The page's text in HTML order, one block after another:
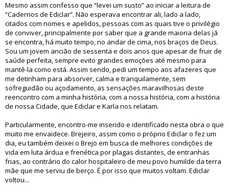
Mesmo assim confesso que “levei um susto” ao iniciar a leitura de
“Cadernos de Ediclar”. Não esperava encontrar ali, lado a lado,
citados com nomes e apelidos, pessoas com as quais tive o privilégio
de conviver, principalmente por saber que a grande maioria delas já
se encontra, há muito tempo, no andar de cima, nos braços de Deus.
Sou um jovem ancião de sessenta e dois anos que apesar de fruir de
saúde perfeita, sempre evito grandes emoções até mesmo para
mantê-la como está. Assim sendo, pedi um tempo aos afazeres que
me detinham para absorver, calma e tranquilamente, sem
sofreguidão ou açodamento, as sensações maravilhosas deste
reencontro com a minha história, com a nossa história, com a história
de nossa Cidade, que Ediclar e Karla nos relatam.
Particularmente, encontro-me inserido e identificado nesta obra o que
muito me envaidece. Brejeiro, assim como o próprio Ediclar o fez um
dia, eu também deixei o Brejo em busca de melhores condições de
vida em luta árdua e frenética por plagas distantes, de entranhas
frias, ao contrário do calor hospitaleiro de meu povo humilde da terra
mãe que me serviu de berço. É por isso que muitos voltam. Ediclar
voltou...